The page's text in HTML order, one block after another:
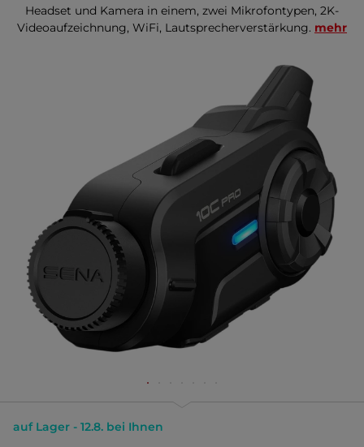
Headset und Kamera in einem, zwei Mikrofontypen, 2K-
Videoaufzeichnung, WiFi, Lautsprecherverstärkung. mehr
auf Lager - 12.8. bei Ihnen